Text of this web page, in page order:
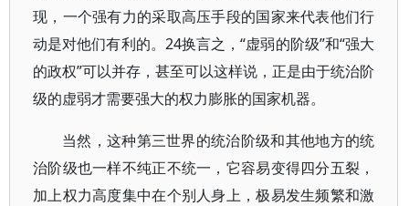
现，一个强有力的采取高压手段的国家来代表他们行
动是对他们有利的。24换言之，“虚弱的阶级”和“强大
的政权”可以并存，甚至可以这样说，正是由于统治阶
级的虚弱才需要强大的权力膨胀的国家机器。
当然，这种第三世界的统治阶级和其他地方的统
治阶级也一样不纯正不统一，它容易变得四分五裂，
加上权力高度集中在个别人身上，极易发生频繁和激